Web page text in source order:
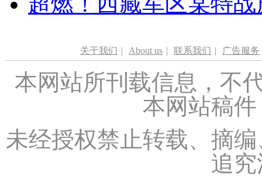
关于我们 | About us | 联系我们 | 广告服务
本网站所刊载信息，不
本网站稿
未经授权禁止转载、摘
追